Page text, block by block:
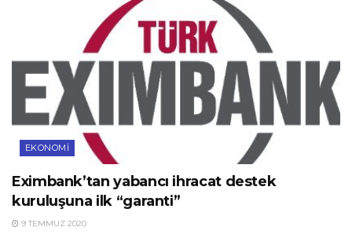
EKONOMI
Eximbank’tan yabancı ihracat destek
kuruluşuna ilk “garanti”
9 TEMMUZ 2020